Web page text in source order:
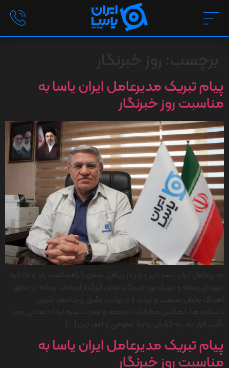
پیام تبریک مدیرعامل ایران یاسا به
مناسبت روز خبرنگار
پیام تبریک مدیرعامل ایران یاسا به
مناسبت روز خبرنگار